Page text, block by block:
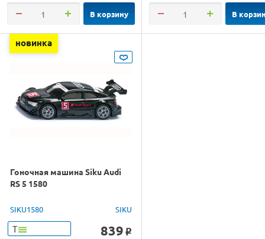
В корзину В
новинка
Гоночная машина Siku Audi
RS 5 1580
SIKU1580 SIKU
Т 839 o